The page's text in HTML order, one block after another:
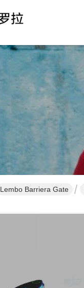
Lembo Barriera Gate